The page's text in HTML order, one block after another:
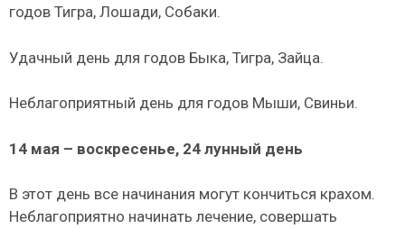
годов Тигра, Лошади, Собаки.
Удачный день для годов Быка, Тигра, Зайца.
Неблагоприятный день для годов Мыши, Свиньи.
14 мая – воскресенье, 24 лунный день
В этот день все начинания могут кончиться крахом.
Неблагоприятно начинать лечение, совершать